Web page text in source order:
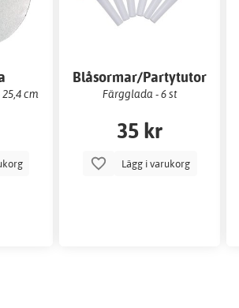
cm
Blåsormar/Partytutor
Färgglada - 6 st
35 kr
Lägg i varukorg